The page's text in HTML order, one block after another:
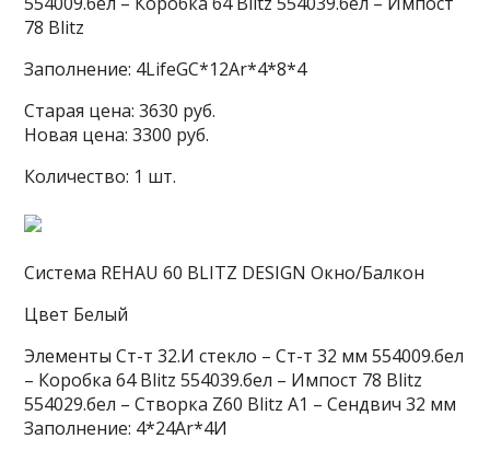
78 Blitz
Заполнение: 4LifeGC*12Ar*4*8*4
Старая цена: 3630 руб.
Новая цена: 3300 руб.
Количество: 1 шт.
Система REHAU 60 BLITZ DESIGN Окно/Балкон
Цвет Белый
Элементы Ст-т 32.И стекло – Ст-т 32 мм 554009.бел
– Коробка 64 Blitz 554039.бел – Импост 78 Blitz
554029.бел – Cтворка Z60 Blitz A1 – Сендвич 32 мм
Заполнение: 4*24Ar*4И